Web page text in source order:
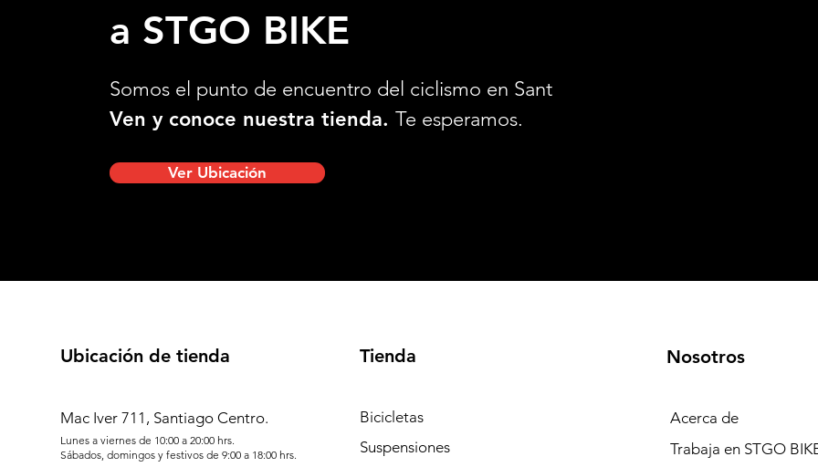
a STGO BIKE
Somos el punto de encuentro del ciclismo en Santiago.
Ven y conoce nuestra tienda. Te esperamos.
Ver Ubicación
Ubicación de tienda
Mac Iver 711, Santiago Centro.
Lunes a viernes de 10:00 a 20:00 hrs.
Sábados, domingos y festivos de 9:00 a 18:00 hrs.
Tienda
Bicicletas
Suspensiones
Nosotros
Acerca de
Trabaja en STGO